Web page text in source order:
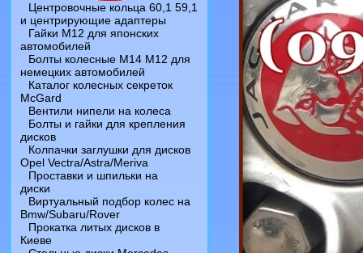
Центровочные кольца 60,1 59,1
и центрирующие адаптеры
Гайки M12 для японских
автомобилей
Болты колесные M14 M12 для
немецких автомобилей
Каталог колесных секреток
McGard
Вентили нипели на колеса
Болты и гайки для крепления
дисков
Колпачки заглушки для дисков
Opel Vectra/Astra/Meriva
Проставки и шпильки на
диски
Виртуальный подбор колес на
Bmw/Subaru/Rover
Прокатка литых дисков в
Киеве